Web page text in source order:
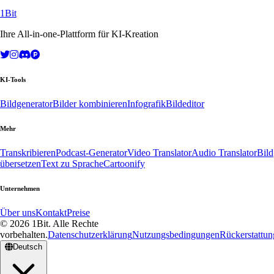
1Bit
Ihre All-in-one-Plattform für KI-Kreation
KI-Tools
BildgeneratorBilder kombinierenInfografikBildeditor
Mehr
TranskribierenPodcast-GeneratorVideo TranslatorAudio TranslatorBild
übersetzenText zu SpracheCartoonify
Unternehmen
Über unsKontaktPreise
© 2026 1Bit. Alle Rechte
vorbehalten.DatenschutzerklärungNutzungsbedingungen
Deutsch